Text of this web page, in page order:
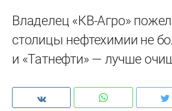
Владелец «КВ-Агро»
столицы нефтехимии не
и «Татнефти» — лучше